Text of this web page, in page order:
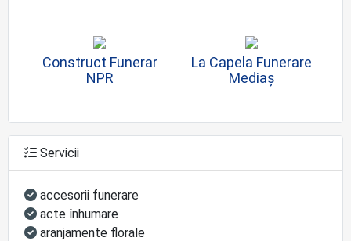
Construct Funerar
NPR
La Capela Funerare
Mediaș
Servicii
accesorii funerare
acte înhumare
aranjamente florale